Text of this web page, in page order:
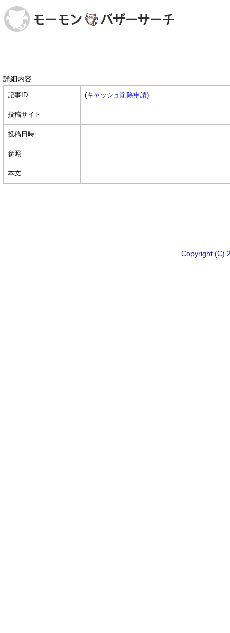
詳細内容
記事ID (キャッシュ削除申請)
投稿サイト
投稿日時
参照
本文
Copyright (C)